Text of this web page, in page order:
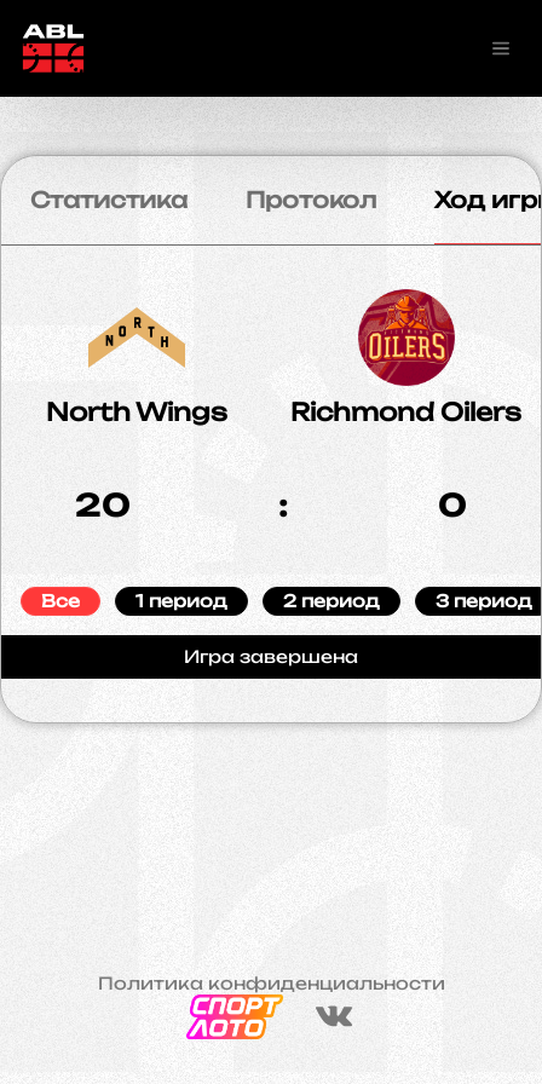
Статистика Протокол Ход
North Wings Richmond Oilers
20 : 0
Все 1 период 2 период 3 период
Игра завершена
Политика конфиденциальности